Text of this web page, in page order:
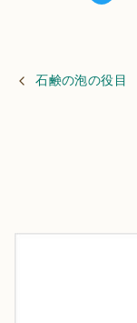
石鹸の泡の役目